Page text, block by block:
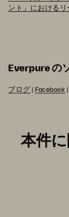
ント」におけるリ
Everpure の
ブログ | Facebook |
本件